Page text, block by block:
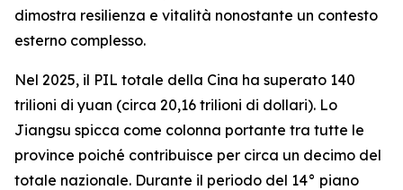
dimostra resilienza e vitalità nonostante un contesto
esterno complesso.
Nel 2025, il PIL totale della Cina ha superato 140
trilioni di yuan (circa 20,16 trilioni di dollari). Lo
Jiangsu spicca come colonna portante tra tutte le
province poiché contribuisce per circa un decimo del
totale nazionale. Durante il periodo del 14° piano